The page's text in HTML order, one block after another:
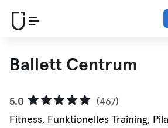
Ballett Centrum
5.0
(467)
Fitness, Funktionelles Training,